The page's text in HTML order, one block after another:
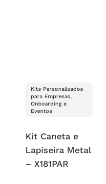
Kits Personalizados
para Empresas,
Onboarding e
Eventos
Kit Caneta e
Lapiseira Metal
– X181PAR